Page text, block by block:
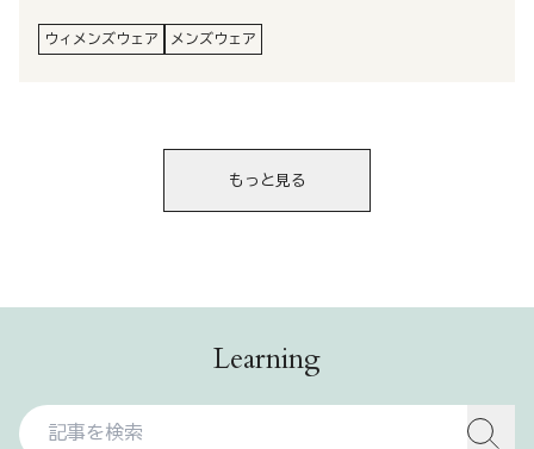
ウィメンズウェア メンズウェア
もっと見る
Learning